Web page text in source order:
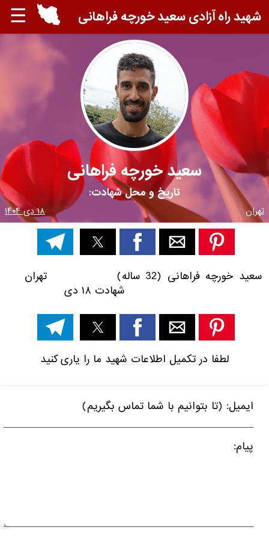
☰ شهید راه آزادی سعید خورچه فراهانی
سعید خورچه فراهانی
تاریخ و محل شهادت:
تهران ۱۸ دی ۱۴۰۴
سعید خورچه فراهانی (32 ساله) تهران
شهادت ۱۸ دی
لطفا در تکمیل اطلاعات شهید ما را یاری کنید
ایمیل: (تا بتوانیم با شما تماس بگیریم)
پیام: